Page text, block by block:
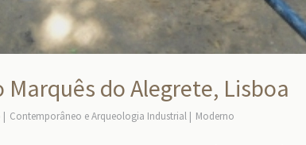
do Alegrete, Lisboa
Contemporâneo e Arqueologia Industrial Moderno